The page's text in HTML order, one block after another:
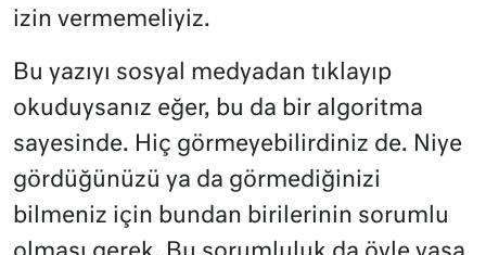
izin vermemeliyiz.
Bu yazıyı sosyal medyadan tıklayıp
okuduysanız eğer, bu da bir algoritma
sayesinde. Hiç görmeyebilirdiniz de. Niye
gördüğünüzü ya da görmediğinizi
bilmeniz için bundan birilerinin sorumlu